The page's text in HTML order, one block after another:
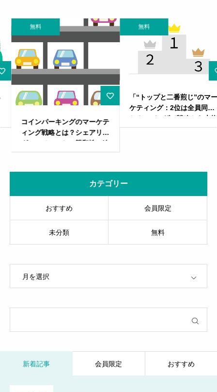
無料
コインパーキングのマーケテ
ィング戦略とは？シェアリン
グエコノミーとの親和性に迫
る！
無料
「“トップと二番煎じ”のマー
ケティング：2位は全員同じ
か？コバンザメ戦略から本物
の差別化まで、頂点争いの深
カテゴリー
おすすめ 会員限定
未分類 無料
新着記事 会員限定 おすすめ